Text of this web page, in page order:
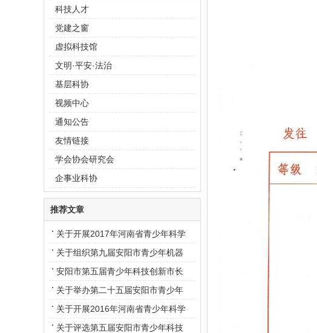
科技人才
党建之窗
虚拟科技馆
文明·平安·法治
基层科协
视频中心
通知公告
友情链接
学会协会研究会
企事业科协
推荐文章
关于开展2017年河南省青少年科学
素质知识竞赛的通知
关于组织第九届安阳市青少年机器
人竞赛的通知
安阳市第五届青少年科技创新市长
奖暨第二十五届青少年科技创新大
赛评审会召开
关于举办第二十五届安阳市青少年
科技创新大赛的通知
关于开展2016年河南省青少年科学
素质知识竞赛的通知
关于评选第五届安阳市青少年科技